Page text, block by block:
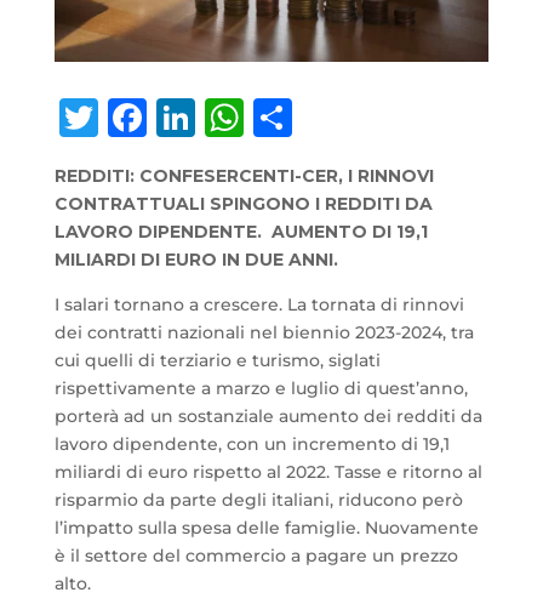
Twitter
Facebook
LinkedIn
WhatsApp
Condividi
REDDITI: CONFESERCENTI-CER, I RINNOVI
CONTRATTUALI SPINGONO I REDDITI DA
LAVORO DIPENDENTE. AUMENTO DI 19,1
MILIARDI DI EURO IN DUE ANNI.
I salari tornano a crescere. La tornata di rinnovi
dei contratti nazionali nel biennio 2023-2024, tra
cui quelli di terziario e turismo, siglati
rispettivamente a marzo e luglio di quest’anno,
porterà ad un sostanziale aumento dei redditi da
lavoro dipendente, con un incremento di 19,1
miliardi di euro rispetto al 2022. Tasse e ritorno al
risparmio da parte degli italiani, riducono però
l’impatto sulla spesa delle famiglie. Nuovamente
è il settore del commercio a pagare un prezzo
alto.